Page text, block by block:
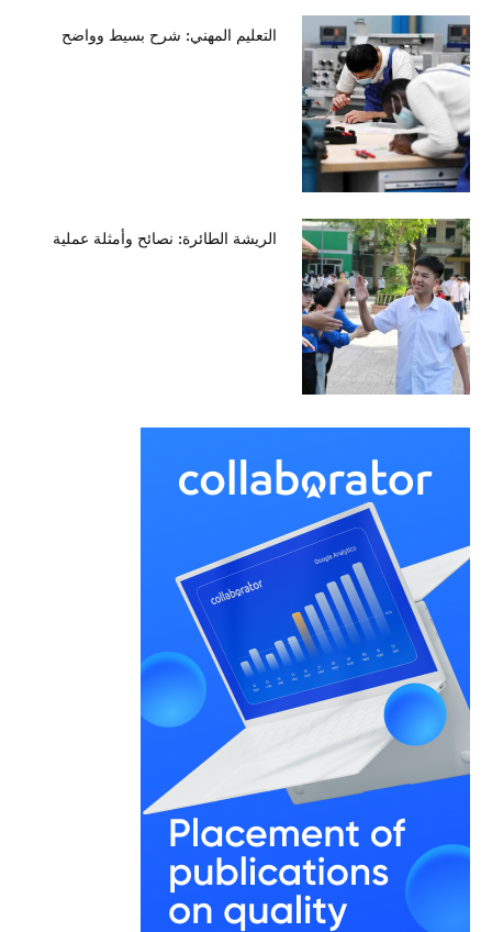
التعليم المهني: شرح بسيط وواضح
الريشة الطائرة: نصائح وأمثلة عملية